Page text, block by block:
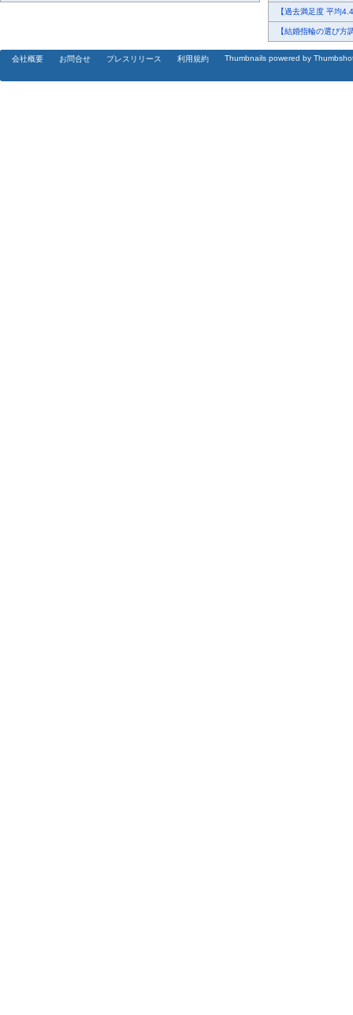
【過去満足度 平均
【結婚指輪の選び方
会社概要 お問合せ プレスリリース 利用規約 Thumbnails powered by